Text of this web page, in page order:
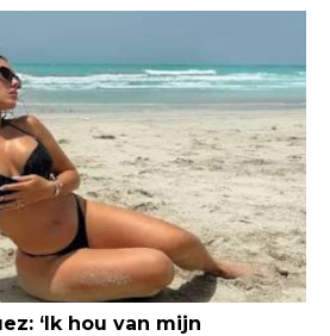
‘Ik hou van mijn